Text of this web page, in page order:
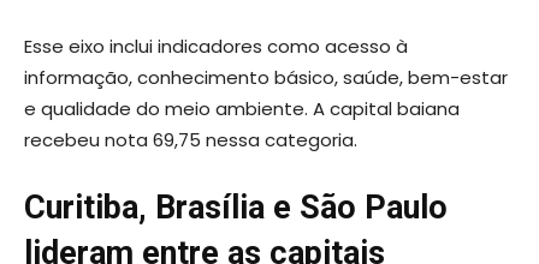
Esse eixo inclui indicadores como acesso à
informação, conhecimento básico, saúde, bem-estar
e qualidade do meio ambiente. A capital baiana
recebeu nota 69,75 nessa categoria.
Curitiba, Brasília e São Paulo
lideram entre as capitais